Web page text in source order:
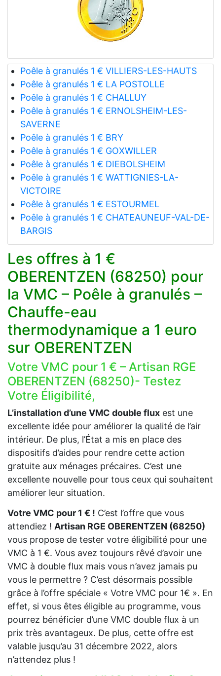
Poêle à granulés 1 € VILLIERS-LES-HAUTS
Poêle à granulés 1 € LA POSTOLLE
Poêle à granulés 1 € CHALLUY
Poêle à granulés 1 € ERNOLSHEIM-LES-
SAVERNE
Poêle à granulés 1 € BRY
Poêle à granulés 1 € GOXWILLER
Poêle à granulés 1 € DIEBOLSHEIM
Poêle à granulés 1 € WATTIGNIES-LA-
VICTOIRE
Poêle à granulés 1 € ESTOURMEL
Poêle à granulés 1 € CHATEAUNEUF-VAL-DE-
BARGIS
Les offres à 1 €
OBERENTZEN (68250) pour
la VMC – Poêle à granulés –
Chauffe-eau
thermodynamique a 1 euro
sur OBERENTZEN
Votre VMC pour 1 € – Artisan RGE
OBERENTZEN (68250)- Testez
Votre Éligibilité,
L’installation d’une VMC double flux est une
excellente idée pour améliorer la qualité de l’air
intérieur. De plus, l’État a mis en place des
dispositifs d’aides pour rendre cette action
gratuite aux ménages précaires. C’est une
excellente nouvelle pour tous ceux qui souhaitent
améliorer leur situation.
Votre VMC pour 1 € ! C’est l’offre que vous
attendiez ! Artisan RGE OBERENTZEN (68250)
vous propose de tester votre éligibilité pour une
VMC à 1 €. Vous avez toujours rêvé d’avoir une
VMC à double flux mais vous n’avez jamais pu
vous le permettre ? C’est désormais possible
grâce à l’offre spéciale « Votre VMC pour 1€ ». En
effet, si vous êtes éligible au programme, vous
pourrez bénéficier d’une VMC double flux à un
prix très avantageux. De plus, cette offre est
valable jusqu’au 31 décembre 2022, alors
n’attendez plus !